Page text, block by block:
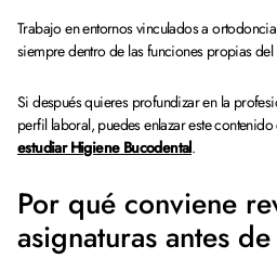
Trabajo en entornos vinculados a
siempre dentro de las funciones propias
Si después quieres profundizar en la
perfil laboral, puedes enlazar este
estudiar Higiene Bucodental.
Por qué conviene
asignaturas antes